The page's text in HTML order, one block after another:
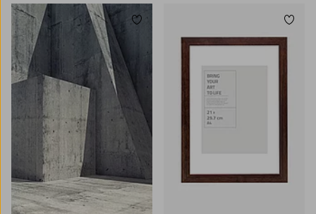
Legg til favoritter
30x40 50x70